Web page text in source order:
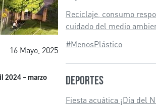
16 Mayo, 2025
2024 – marzo
Reciclaje, consumo
cuidado del medio
#MenosPlástico
Deportes
Fiesta acuática ¡Día del